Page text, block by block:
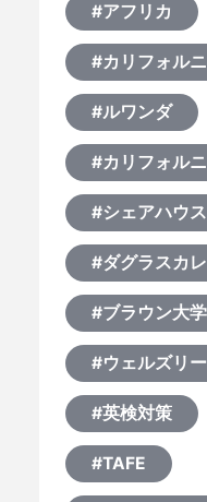
#アフリカ
#カリフォル
#ルワンダ
#カリフォル
#シェアハウス
#ダグラスカ
#ブラウン大学
#ウェルズリ
#英検対策
#TAFE